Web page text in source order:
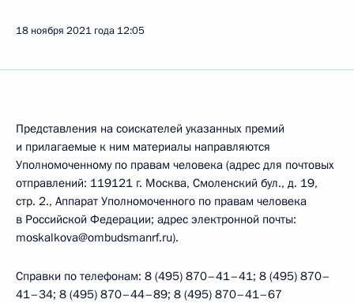
18 ноября 2021 года 12:05
Представления на соискателей указанных премий
и прилагаемые к ним материалы направляются
Уполномоченному по правам человека (адрес для почтовых
отправлений: 119121 г. Москва, Смоленский бул., д. 19,
стр. 2., Аппарат Уполномоченного по правам человека
в Российской Федерации; адрес электронной почты:
moskalkova@ombudsmanrf.ru).
Справки по телефонам: 8 (495) 870–41–41; 8 (495) 870–
41–34; 8 (495) 870–44–89; 8 (495) 870–41–67